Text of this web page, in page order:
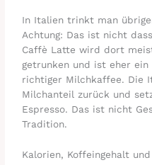
In Italien trinkt man
Achtung: Das ist nicht
Caffè Latte wird dort
getrunken und ist eher
richtiger Milchkaffee. Die
Milchanteil zurück und
Espresso. Das ist nicht
Tradition.
Kalorien, Koffeingehalt